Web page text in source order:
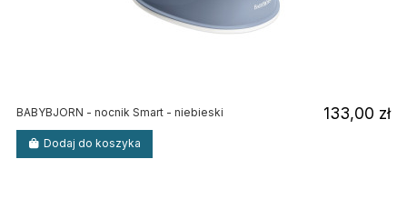
BABYBJORN - nocnik Smart - niebieski 133,00 zł
Dodaj do koszyka